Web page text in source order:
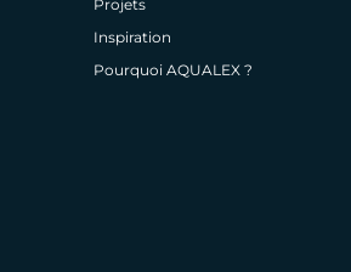
Projets
Inspiration
Pourquoi AQUALEX ?